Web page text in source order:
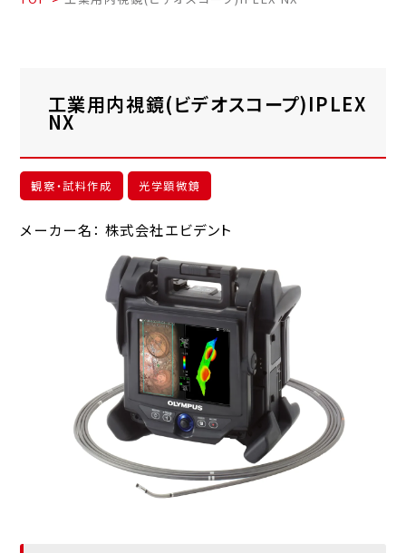
工業用内視鏡(ビデオスコープ)IPLEX
NX
観察・試料作成 光学顕微鏡
メーカー名： 株式会社エビデント